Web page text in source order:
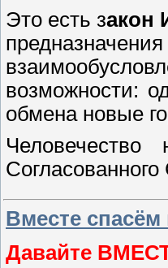
Это есть закон
возможности:
обмена новые
Человечество
Вместе
Давайте